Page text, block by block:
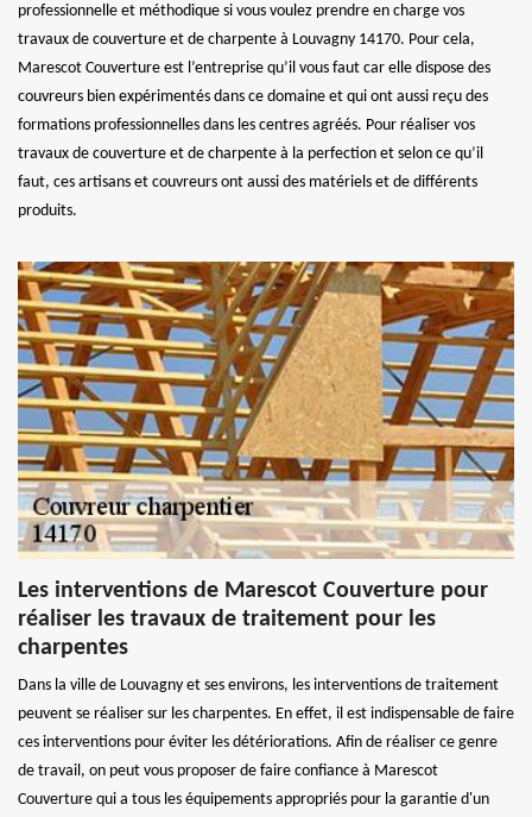
professionnelle et méthodique si vous voulez prendre en charge vos
travaux de couverture et de charpente à Louvagny 14170. Pour cela,
Marescot Couverture est l’entreprise qu’il vous faut car elle dispose des
couvreurs bien expérimentés dans ce domaine et qui ont aussi reçu des
formations professionnelles dans les centres agréés. Pour réaliser vos
travaux de couverture et de charpente à la perfection et selon ce qu’il
faut, ces artisans et couvreurs ont aussi des matériels et de différents
produits.
Les interventions de Marescot Couverture pour
réaliser les travaux de traitement pour les
charpentes
Dans la ville de Louvagny et ses environs, les interventions de traitement
peuvent se réaliser sur les charpentes. En effet, il est indispensable de faire
ces interventions pour éviter les détériorations. Afin de réaliser ce genre
de travail, on peut vous proposer de faire confiance à Marescot
Couverture qui a tous les équipements appropriés pour la garantie d'un